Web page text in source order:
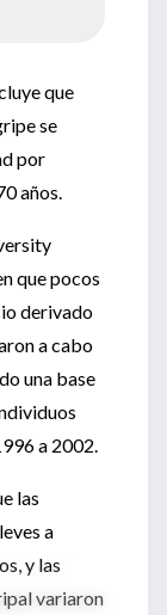
que
se
por
años.
que pocos
derivado
a cabo
una base
a 2002.
las
a
y las
variaron